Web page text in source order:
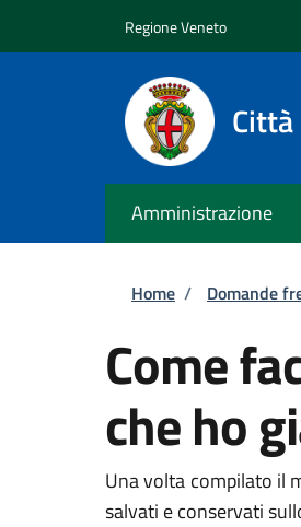
Regione Veneto
Amministrazione
Briciole
Home / Domande
Come
che ho
Una volta compilato il
salvati e conservati